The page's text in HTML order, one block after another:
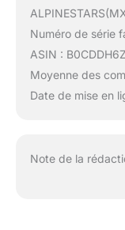
Numéro de série
ASIN :
Moyenne des
Date de mise en
Note de la